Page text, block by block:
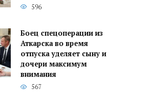
596
Боец спецоперации из
Аткарска во время
отпуска уделяет сыну и
дочери максимум
внимания
567